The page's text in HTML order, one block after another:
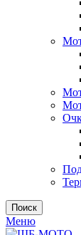
Поиск
Меню